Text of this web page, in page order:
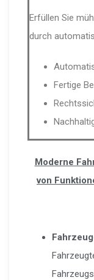
Erfüllen Sie
durch
Fertige
Moderne
von